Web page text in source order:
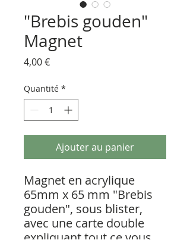
"Brebis gouden"
Magnet
4,00 €Prix
Quantité *
Ajouter au panier
Magnet en acrylique
65mm x 65 mm "Brebis
gouden", sous blister,
avec une carte double